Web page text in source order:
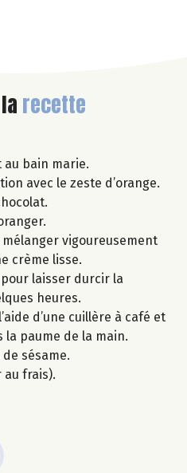
recette
au bain marie.
avec le zeste d’orange.
vigoureusement
crème lisse.
laisser durcir la
heures.
d’une cuillère à café et
paume de la main.
sésame.
au frais).